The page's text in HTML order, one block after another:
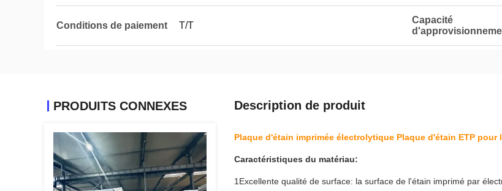
Conditions de paiement T/T
Capacité
PRODUITS CONNEXES Description de produit
Plaque d'étain imprimée électrolytique Plaque d'étain ETP
Caractéristiques du matériau:
1Excellente qualité de surface: la surface de l'étain imprimé par